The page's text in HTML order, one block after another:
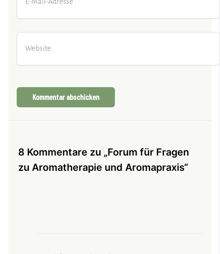
Website
8 Kommentare zu „Forum für Fragen
zu Aromatherapie und Aromapraxis“